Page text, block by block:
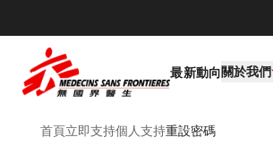
最新動向關於我們
首頁立即支持個人支持​重設密碼